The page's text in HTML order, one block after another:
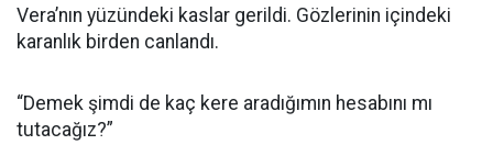
Vera’nın yüzündeki kaslar gerildi. Gözlerinin içindeki
karanlık birden canlandı.
“Demek şimdi de kaç kere aradığımın hesabını mı
tutacağız?”